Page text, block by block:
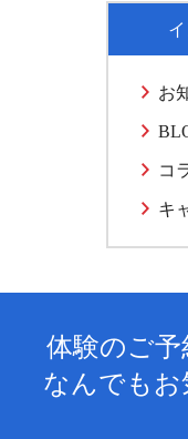
お
コ
キ
体験のご
なんでも